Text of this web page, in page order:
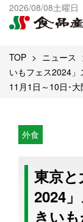
2026/08/08土曜日
出版物一覧へ
試読・購読申し
TOP ニュース
いもフェス2024
11月1日～10日･
外食
東京
2024
きい